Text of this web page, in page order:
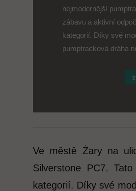
nejmodernější
zábavu a aktivní
kategorií. Díky své
pumptracková dráha
Ve městě Żary na
Silverstone PC7.
kategorií. Díky své